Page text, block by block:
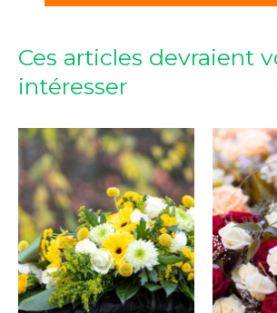
Ces articles devraient
intéresser